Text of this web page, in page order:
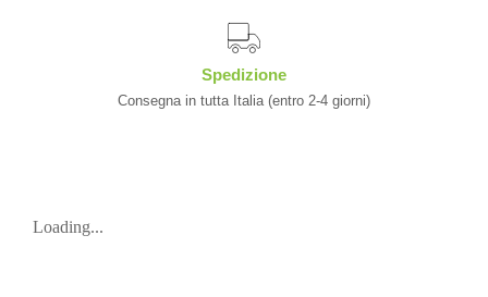
Spedizione
Consegna in tutta Italia (entro 2-4 giorni)
Loading...